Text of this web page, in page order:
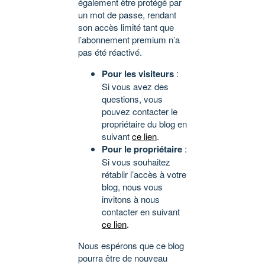
un mot de passe, rendant
son accès limité tant que
l’abonnement premium n’a
pas été réactivé.
Pour les visiteurs :
Si vous avez des
questions, vous
pouvez contacter le
propriétaire du blog en
suivantce lien.
Pour le propriétaire :
Si vous souhaitez
rétablir l’accès à votre
blog, nous vous
invitons à nous
contacter en suivant
ce lien.
Nous espérons que ce blog
pourra être de nouveau